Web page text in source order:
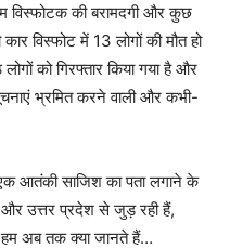
विस्फोटक की बरामदगी और कुछ
विस्फोट में 13 लोगों की मौत हो
को गिरफ्तार किया गया है और
भ्रमित करने वाली और कभी-
एक आतंकी साजिश का पता लगाने के
और उत्तर प्रदेश से जुड़ रही हैं,
अब तक क्या जानते हैं…